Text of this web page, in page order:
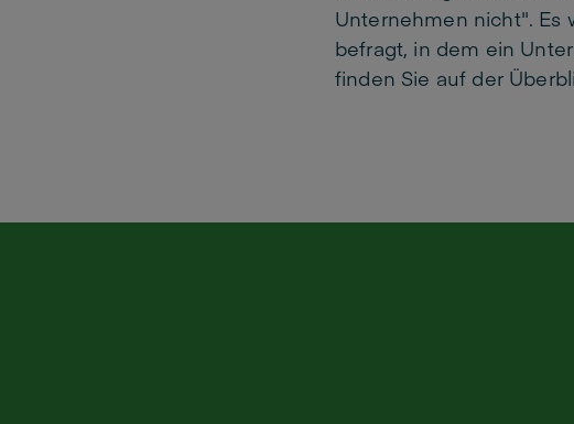
Unternehmen nicht".
befragt, in dem ein
finden Sie auf der